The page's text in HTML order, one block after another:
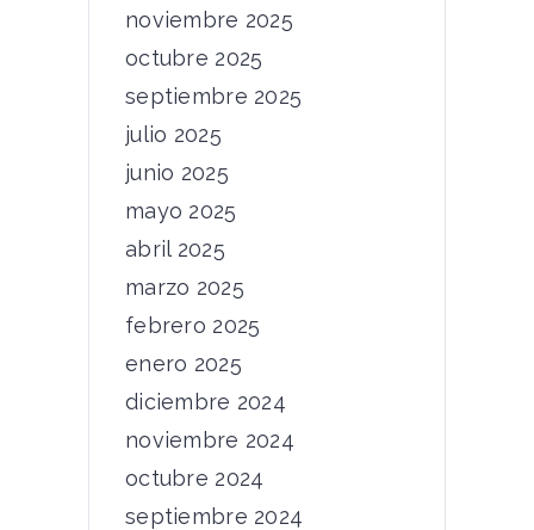
noviembre 2025
octubre 2025
septiembre 2025
julio 2025
junio 2025
mayo 2025
abril 2025
marzo 2025
febrero 2025
enero 2025
diciembre 2024
noviembre 2024
octubre 2024
septiembre 2024